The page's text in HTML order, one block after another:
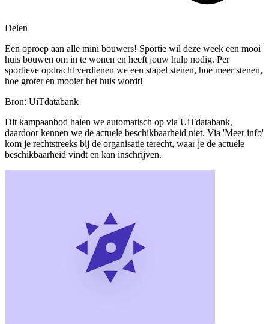
Delen
Een oproep aan alle mini bouwers! Sportie wil deze week een mooi
huis bouwen om in te wonen en heeft jouw hulp nodig. Per
sportieve opdracht verdienen we een stapel stenen, hoe meer stenen,
hoe groter en mooier het huis wordt!
Bron: UiTdatabank
Dit kampaanbod halen we automatisch op via UiTdatabank,
daardoor kennen we de actuele beschikbaarheid niet. Via 'Meer info'
kom je rechtstreeks bij de organisatie terecht, waar je de actuele
beschikbaarheid vindt en kan inschrijven.